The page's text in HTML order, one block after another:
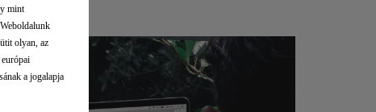
mint
olyan, az
a jogalapja